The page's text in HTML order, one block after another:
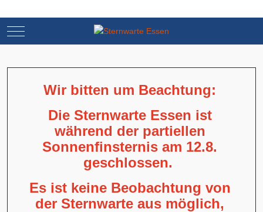
Mobile Menu Toggle
Wir bitten um Beachtung:
Die Sternwarte Essen ist
während der partiellen
Sonnenfinsternis am 12.8.
geschlossen.
Es ist keine Beobachtung von
der Sternwarte aus möglich,